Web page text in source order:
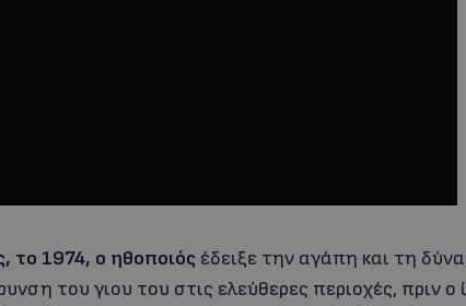
το 1974, ο ηθοποιός έδειξε την αγάπη και τη
του γιου του στις ελεύθερες περιοχές, πριν ο